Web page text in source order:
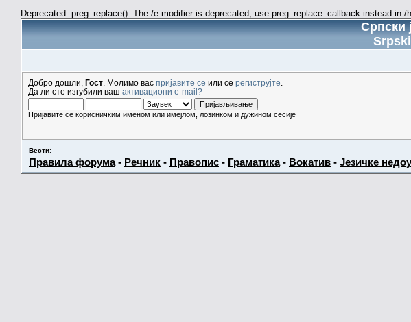
Deprecated: preg_replace(): The /e modifier is deprecated, use preg_replace_callback instead
Српски
Добро дошли, Гост . Молимо вас пријавите се или се региструјте
Да ли сте изгубили ваш активациони e-mail?
Пријавите се корисничким именом или имејлом, лозинком и дужином сесије
Вести:
Правила форума- Речник - Правопис - Граматика- Вокатив - Језичке